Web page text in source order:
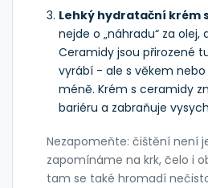
Lehký hydratační krém
nejde o „náhradu“ za olej,
Ceramidy jsou přirozené
vyrábí - ale s věkem
méně. Krém s ceramidy
bariéru a zabraňuje
Nezapomeňte: čištění není
zapomínáme na krk, čelo i
tam se také hromadí